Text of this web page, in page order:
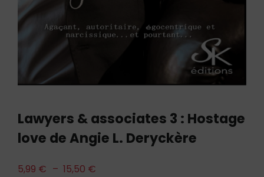
Lawyers & associates 3 : Hostage
love de Angie L. Deryckère
5,99 € – 15,50 €